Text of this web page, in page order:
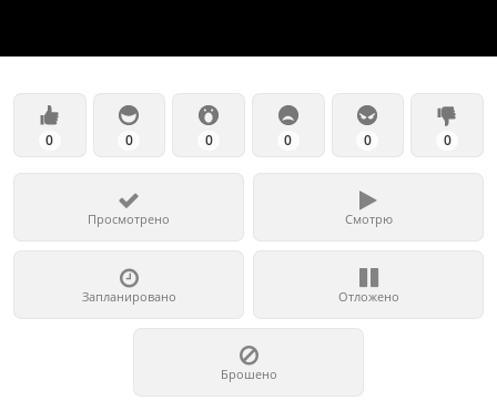
0 0 0 0 0 0
Просмотрено Смотрю
Запланировано Отложено
Брошено